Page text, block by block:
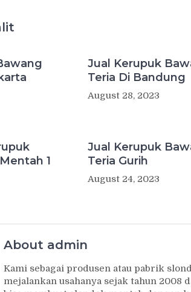
Jual Kerupuk
Teria Di Bandung
August 28, 2023
1
Jual Kerupuk
Teria Gurih
August 24, 2023
About admin
Kami sebagai produsen atau pabrik
mejalankan usahanya sejak tahun